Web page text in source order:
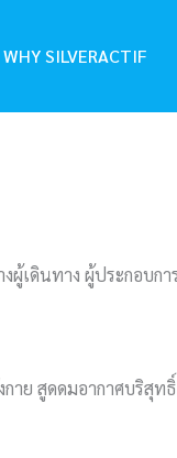
WHY SILVERACTIF
ผู้เดินทาง ผู้ประกอบก
าย สูดดมอากาศบริสุ